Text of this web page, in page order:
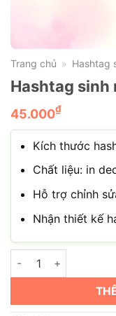
Trang chủ » Hashtag
Hashtag sinh
45.000₫
Kích thước
Chất liệu: in
Hỗ trợ chỉnh
Nhận thiết kế
Hashtag sinh nhật: